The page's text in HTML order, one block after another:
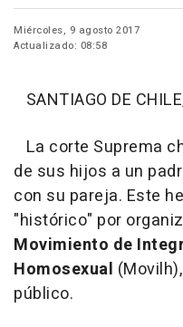
Miércoles, 9 agosto 2017
Actualizado: 08:58
SANTIAGO DE
La corte Suprema
de sus hijos a un
con su pareja. Este
"histórico" por
Movimiento de
Homosexual
público.